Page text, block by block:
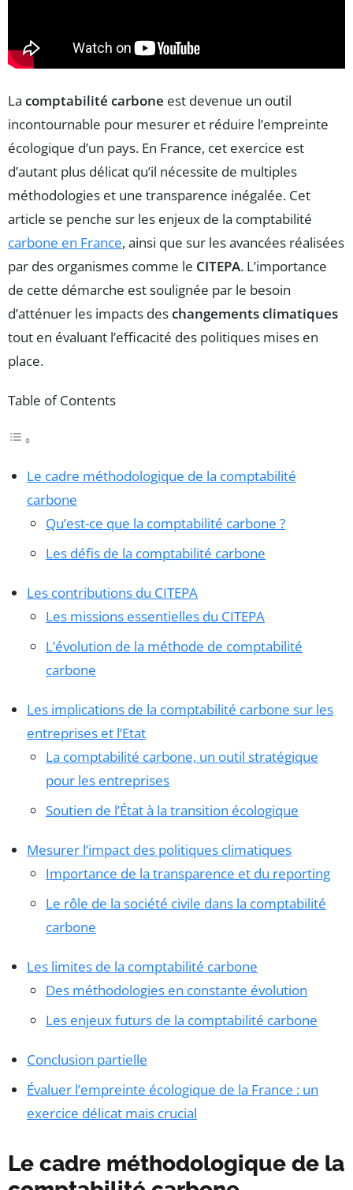
La comptabilité carbone est devenue un outil
incontournable pour mesurer et réduire l’empreinte
écologique d’un pays. En France, cet exercice est
d’autant plus délicat qu’il nécessite de multiples
méthodologies et une transparence inégalée. Cet
article se penche sur les enjeux de la comptabilité
carbone en France, ainsi que sur les avancées réalisées
par des organismes comme le CITEPA. L’importance
de cette démarche est soulignée par le besoin
d’atténuer les impacts deschangements climatiques
tout en évaluant l’efficacité des politiques mises en
place.
Table of Contents
Le cadre méthodologique de la comptabilité
carbone
Qu’est-ce que la comptabilité carbone ?
Les défis de la comptabilité carbone
Les contributions du CITEPA
Les missions essentielles du CITEPA
L’évolution de la méthode de comptabilité
carbone
Les implications de la comptabilité carbone sur les
entreprises et l’Etat
La comptabilité carbone, un outil stratégique
pour les entreprises
Soutien de l’État à la transition écologique
Mesurer l’impact des politiques climatiques
Importance de la transparence et du reporting
Le rôle de la société civile dans la comptabilité
carbone
Les limites de la comptabilité carbone
Des méthodologies en constante évolution
Les enjeux futurs de la comptabilité carbone
Conclusion partielle
Évaluer l’empreinte écologique de la France : un
exercice délicat mais crucial
Le cadre méthodologique de la